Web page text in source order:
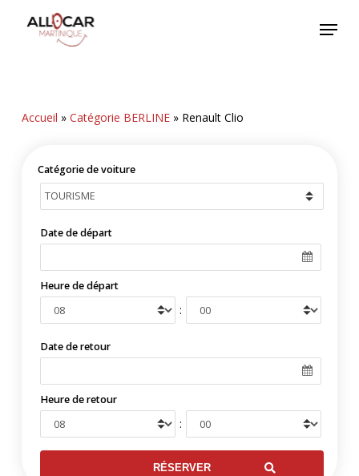
Menu
Accueil » Catégorie BERLINE» Renault Clio
Catégorie de voiture
Date de départ
Heure de départ
:
Date de retour
Heure de retour
: